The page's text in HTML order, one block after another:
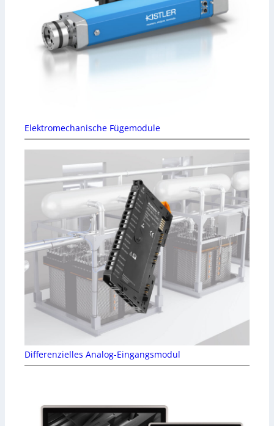
Elektromechanische Fügemodule
Differenzielles Analog-Eingangsmodul